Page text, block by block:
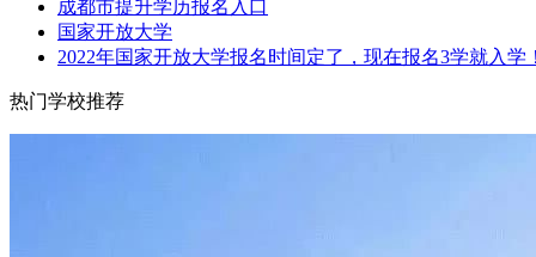
成都市提升学历报名入口
国家开放大学
2022年国家开放大学报名时间定了，现在报名3学就入学
热门学校推荐